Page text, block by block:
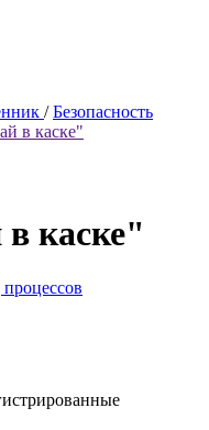
/ Безопасность
в каске"
каске"